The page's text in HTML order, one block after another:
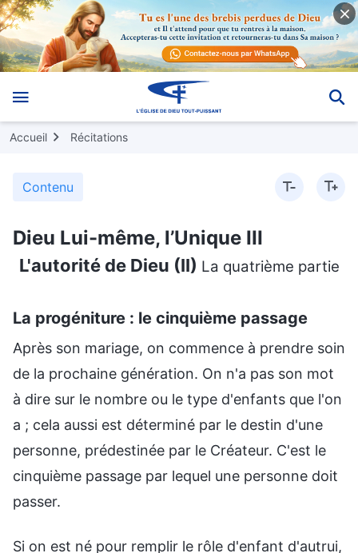
Accueil Récitations
Contenu
Dieu Lui-même, l’Unique III
L'autorité de Dieu (II) La quatrième partie
La progéniture : le cinquième passage
Après son mariage, on commence à prendre soin
de la prochaine génération. On n'a pas son mot
à dire sur le nombre ou le type d'enfants que l'on
a ; cela aussi est déterminé par le destin d'une
personne, prédestinée par le Créateur. C'est le
cinquième passage par lequel une personne doit
passer.
Si on est né pour remplir le rôle d'enfant d'autrui,